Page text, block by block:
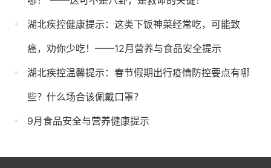
湖北疾控健康提示：这类下饭神菜经常吃，可能致
癌，劝你少吃！——12月营养与食品安全提示
湖北疾控温馨提示：春节假期出行疫情防控要点有哪
些？什么场合该佩戴口罩？
9月食品安全与营养健康提示